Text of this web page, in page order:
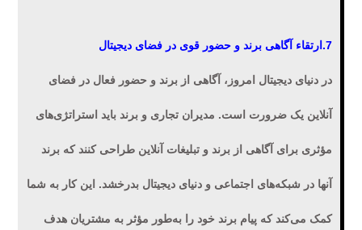
7.ارتقاء آگاهی برند و حضور قوی در فضای دیجیتال
در دنیای دیجیتال امروز، آگاهی از برند و حضور فعال در فضای
آنلاین یک ضرورت است. مدیران تجاری و برند باید استراتژی‌های
مؤثری برای آگاهی از برند و تبلیغات آنلاین طراحی کنند که برند
آنها در شبکه‌های اجتماعی و دنیای دیجیتال بدرخشد. این کار به شما
کمک می‌کند که پیام برند خود را به‌طور مؤثر به مشتریان هدف